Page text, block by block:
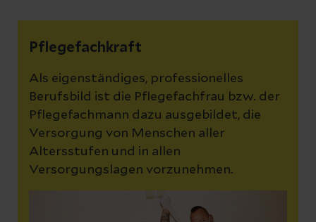
Pflegefachkraft
Als eigenständiges, professionelles
Berufsbild ist die Pflegefachfrau bzw. der
Pflegefachmann dazu ausgebildet, die
Versorgung von Menschen aller
Altersstufen und in allen
Versorgungslagen vorzunehmen.